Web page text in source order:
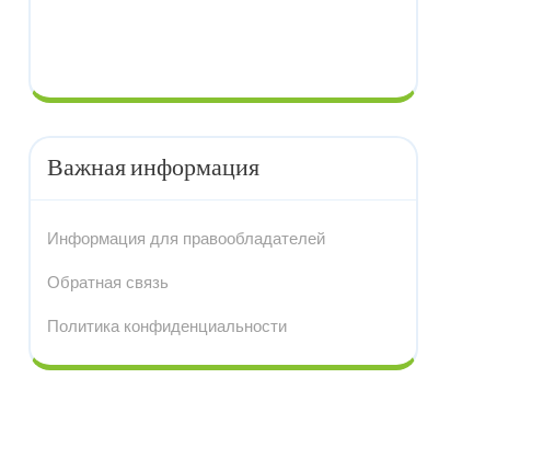
Важная информация
Информация для правообладателей
Обратная связь
Политика конфиденциальности